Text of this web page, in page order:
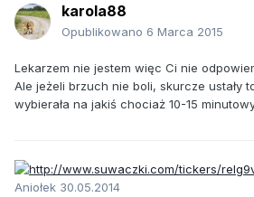
karola88
Opublikowano 6 Marca 2015
Lekarzem nie jestem więc Ci nie
Ale jeżeli brzuch nie boli, skurcze ustały
wybierała na jakiś chociaż 10-15
Aniołek 30.05.2014